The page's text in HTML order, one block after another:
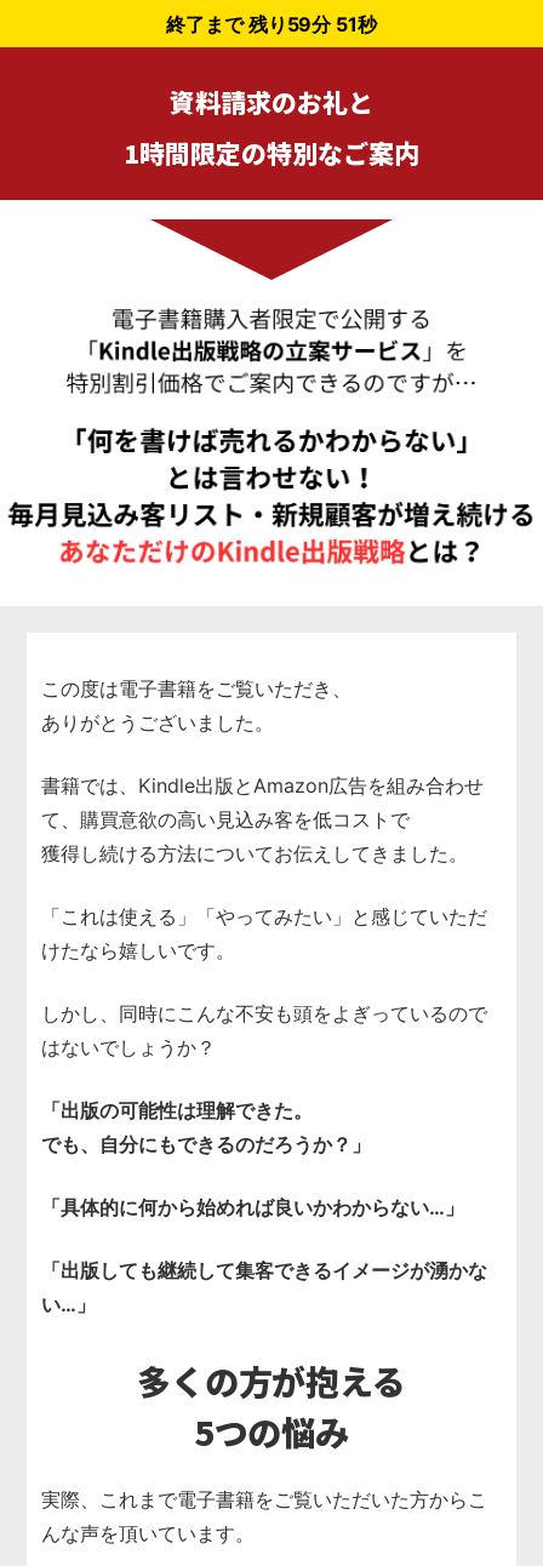
終了まで 残り 59分 50秒
資料請求のお礼と
1時間限定の特別なご案内
この度は電子書籍をご覧いただき、
ありがとうございました。
書籍では、Kindle出版とAmazon広告を組み合わせ
て、購買意欲の高い見込み客を低コストで
獲得し続ける方法についてお伝えしてきました。
「これは使える」「やってみたい」と感じていただ
けたなら嬉しいです。
しかし、同時にこんな不安も頭をよぎっているので
はないでしょうか？
「出版の可能性は理解できた。
でも、自分にもできるのだろうか？」
「具体的に何から始めれば良いかわからない…」
「出版しても継続して集客できるイメージが湧かな
い…」
多くの方が抱える
5つの悩み
実際、これまで電子書籍をご覧いただいた方からこ
んな声を頂いています。